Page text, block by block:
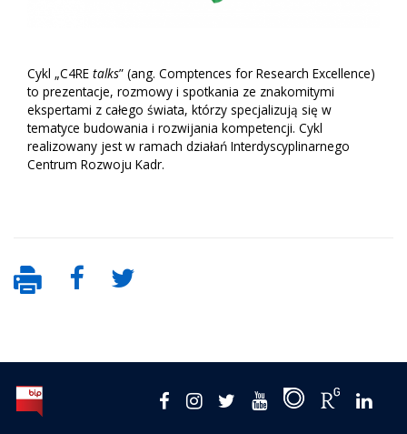
Cykl „C4RE talks” (ang. Comptences for Research Excellence)
to prezentacje, rozmowy i spotkania ze znakomitymi
ekspertami z całego świata, którzy specjalizują się w
tematyce budowania i rozwijania kompetencji. Cykl
realizowany jest w ramach działań Interdyscyplinarnego
Centrum Rozwoju Kadr.